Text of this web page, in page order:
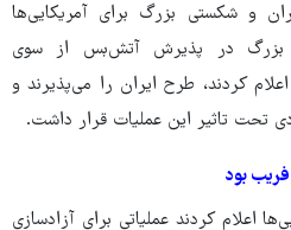
و شکستی بزرگ برای آمریکایی‌ها
در پذیرش آتش‌بس از سوی
کردند، طرح ایران را می‌پذیرند و
تاثیر این عملیات قرار داشت.
بود
اعلام کردند عملیاتی برای آزادسازی